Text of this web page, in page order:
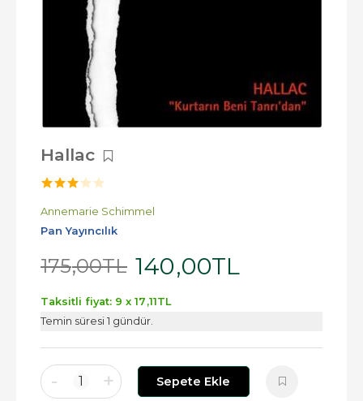
Hallac
Annemarie Schimmel
Pan Yayıncılık
175,00TL 140,00TL
Taksitli fiyat: 9 x 17 ,11TL
Temin süresi 1 gündür.
- 1 + Sepete Ekle